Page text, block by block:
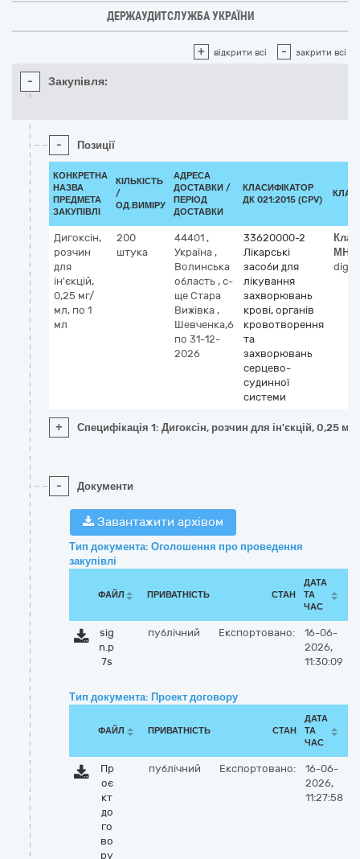
ДЕРЖАУДИТСЛУЖБА УКРАЇНИ
+ відкрити всі - закрити всі
- Закупівля:
- Позиції
КОНКРЕТНА
НАЗВА
ПРЕДМЕТА
ЗАКУПІВЛІ
КІЛЬКІСТЬ
/
ОД.ВИМІРУ
АДРЕСА
ДОСТАВКИ /
ПЕРІОД
ДОСТАВКИ
КЛАСИФІКАТОР
ДК 021:2015 (CPV)
Дигоксін,
розчин
для
ін'єкцій,
0,25 мг/
мл, по 1
мл
200
штука
44401 ,
Україна ,
Волинська
область , с-
ще Стара
Вижівка ,
Шевченка,6
по 31-12-
2026
33620000-2
Лікарські
засоби для
лікування
захворювань
крові, органів
кровотворення
та
захворювань
серцево-
судинної
системи
МНН
+ Специфікація 1: Дигоксін, розчин для ін'єкцій, 0,25
- Документи
Завантажити архівом
Тип документа: Оголошення про проведення
закупівлі
ФАЙЛ ПРИВАТНІСТЬ СТАН
ДАТА
ТА
ЧАС
sig
n.p
7s
публічний Експортовано:
16-06-
2026,
11:30:09
Тип документа: Проект договору
ФАЙЛ ПРИВАТНІСТЬ СТАН
ДАТА
ТА
ЧАС
Пр
оє
кт
до
го
во
ру
публічний Експортовано:
16-06-
2026,
11:27:58